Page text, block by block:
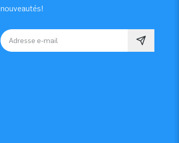
nouveautés!
Adresse e-mail